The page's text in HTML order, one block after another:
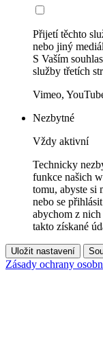
Přijetí těchto
nebo jiný
S Vaším
služby třetích
Vimeo,
Nezbytné
Vždy aktivní
Technicky
funkce našich
tomu, abyste si
nebo se
abychom z
takto získané
Uložit nastavení
Zásady ochrany